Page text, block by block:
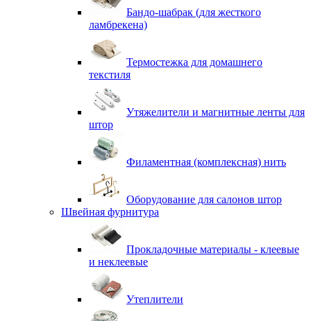
Бандо-шабрак (для жесткого
ламбрекена)
Термостежка для домашнего
текстиля
Утяжелители и магнитные ленты для
штор
Филаментная (комплексная) нить
Оборудование для салонов штор
Швейная фурнитура
Прокладочные материалы - клеевые
и неклеевые
Утеплители